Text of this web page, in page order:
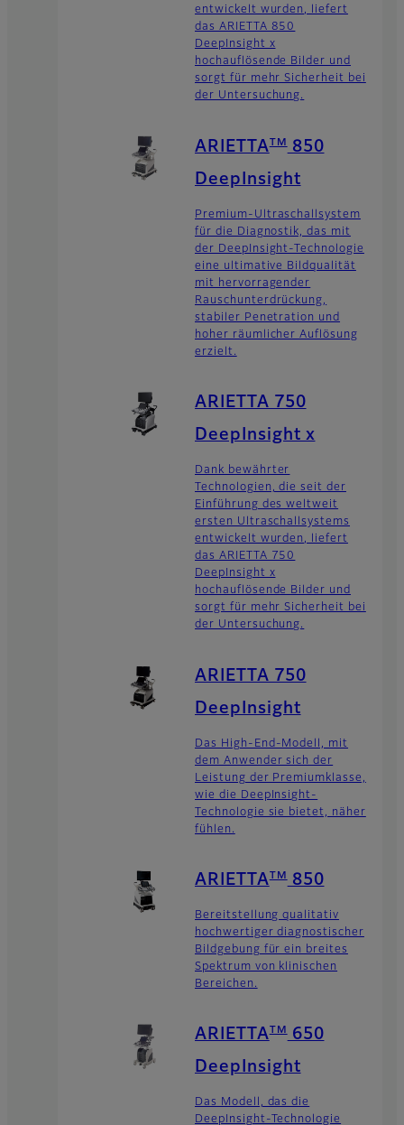
entwickelt wurden, liefert
das ARIETTA 850
DeepInsight x
hochauflösende Bilder und
sorgt für mehr Sicherheit bei
der Untersuchung.
ARIETTA TM 850
DeepInsight
Premium-Ultraschallsystem
für die Diagnostik, das mit
der DeepInsight-Technologie
eine ultimative Bildqualität
mit hervorragender
Rauschunterdrückung,
stabiler Penetration und
hoher räumlicher Auflösung
erzielt.
ARIETTA 750
DeepInsight x
Dank bewährter
Technologien, die seit der
Einführung des weltweit
ersten Ultraschallsystems
entwickelt wurden, liefert
das ARIETTA 750
DeepInsight x
hochauflösende Bilder und
sorgt für mehr Sicherheit bei
der Untersuchung.
ARIETTA 750
DeepInsight
Das High-End-Modell, mit
dem Anwender sich der
Leistung der Premiumklasse,
wie die DeepInsight-
Technologie sie bietet, näher
fühlen.
ARIETTA TM 850
Bereitstellung qualitativ
hochwertiger diagnostischer
Bildgebung für ein breites
Spektrum von klinischen
Bereichen.
ARIETTA TM 650
DeepInsight
Das Modell, das die
DeepInsight-Technologie